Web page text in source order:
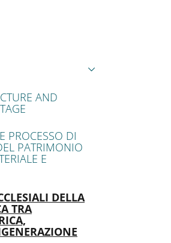
NAVIGATION
AND
PROCESSO DI
PATRIMONIO
E
DELLA
TRA